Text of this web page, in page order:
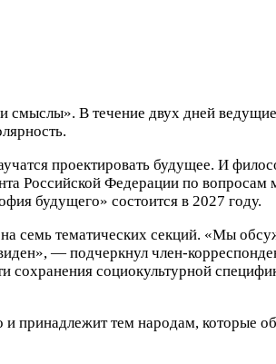
В течение двух дней ведущие
проектировать будущее. И
Российской Федерации по вопросам
будущего» состоится в 2027 году.
семь тематических секций. «Мы
— подчеркнул член-
социокультурной
и принадлежит тем народам, которые